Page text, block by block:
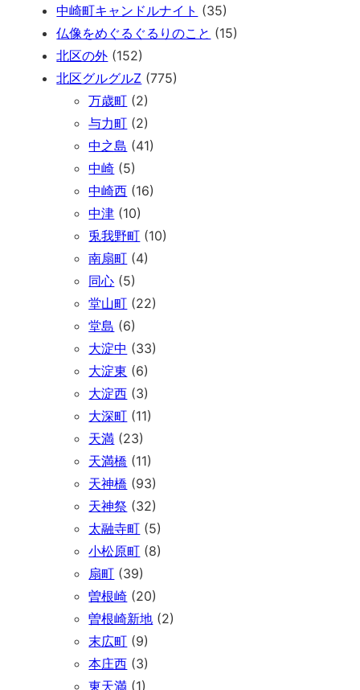
中崎町キャンドルナイト (35)
仏像をめぐるぐるりのこと (15)
北区の外 (152)
北区グルグルZ (775)
万歳町 (2)
与力町 (2)
中之島 (41)
中崎 (5)
中崎西 (16)
中津 (10)
兎我野町 (10)
南扇町 (4)
同心 (5)
堂山町 (22)
堂島 (6)
大淀中 (33)
大淀東 (6)
大淀西 (3)
大深町 (11)
天満 (23)
天満橋 (11)
天神橋 (93)
天神祭 (32)
太融寺町 (5)
小松原町 (8)
扇町 (39)
曽根崎 (20)
曽根崎新地 (2)
末広町 (9)
本庄西 (3)
東天満 (1)